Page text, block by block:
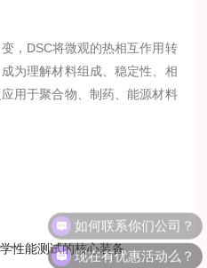
DSC将微观的热相互作用转
为理解材料组成、稳定性、相
用于聚合物、制药、能源材料
性能测试的核心装备
如何联系你们公司？
现在有优惠活动么？